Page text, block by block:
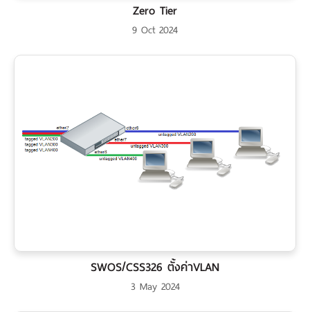
Zero Tier
9 Oct 2024
SWOS/CSS326 ตั้งค่าVLAN
3 May 2024